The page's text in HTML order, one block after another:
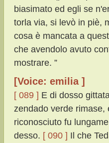
biasimato ed egli se
torla via, si levò in piè,
cosa è mancata a
che avendolo avuto
mostrare. ”
[Voice: emilia ]
[ 089 ] E di dosso
zendado verde
riconosciuto fu
desso. [ 090 ] Il che